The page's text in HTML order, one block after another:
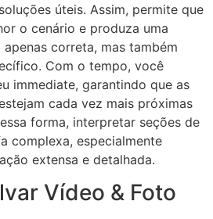
úteis. Assim, permite que
o cenário e produza uma
correta, mas também
Com o tempo, você
immediate, garantindo que as
cada vez mais próximas
forma, interpretar seções de
complexa, especialmente
extensa e detalhada.
Vídeo & Foto